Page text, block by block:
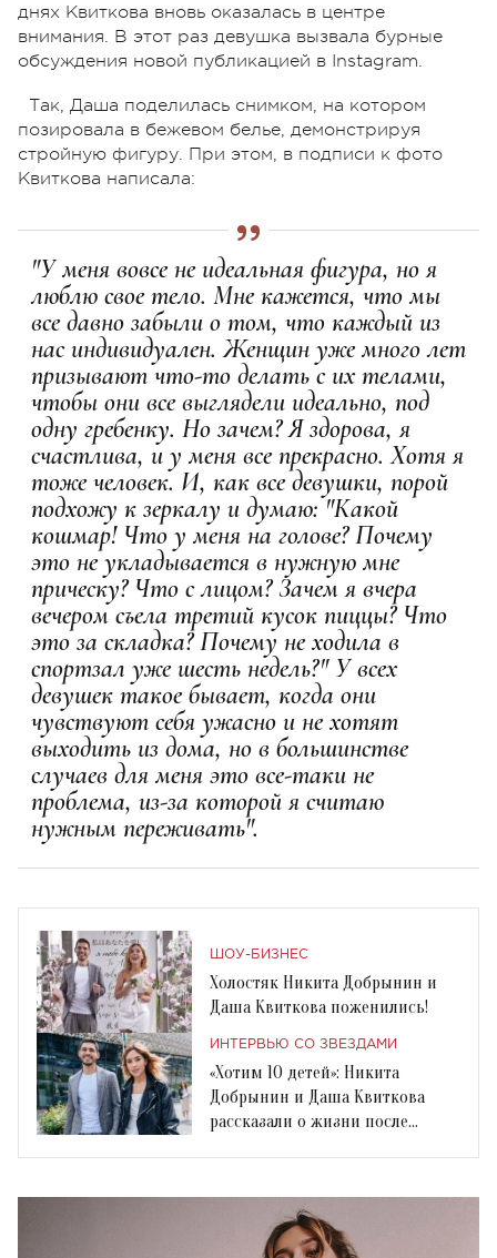
днях Квиткова вновь оказалась в центре
внимания. В этот раз девушка вызвала бурные
обсуждения новой публикацией в Instagram.
Так, Даша поделилась снимком, на котором
позировала в бежевом белье, демонстрируя
стройную фигуру. При этом, в подписи к фото
Квиткова написала:
"У меня вовсе не идеальная фигура, но я
люблю свое тело. Мне кажется, что мы
все давно забыли о том, что каждый из
нас индивидуален. Женщин уже много лет
призывают что-то делать с их телами,
чтобы они все выглядели идеально, под
одну гребенку. Но зачем? Я здорова, я
счастлива, и у меня все прекрасно. Хотя я
тоже человек. И, как все девушки, порой
подхожу к зеркалу и думаю: "Какой
кошмар! Что у меня на голове? Почему
это не укладывается в нужную мне
прическу? Что с лицом? Зачем я вчера
вечером съела третий кусок пиццы? Что
это за складка? Почему не ходила в
спортзал уже шесть недель?" У всех
девушек такое бывает, когда они
чувствуют себя ужасно и не хотят
выходить из дома, но в большинстве
случаев для меня это все-таки не
проблема, из-за которой я считаю
нужным переживать".
ШОУ-БИЗНЕС
Холостяк Никита Добрынин и
Даша Квиткова поженились!
ИНТЕРВЬЮ СО ЗВЕЗДАМИ
«Хотим 10 детей»: Никита
Добрынин и Даша Квиткова
рассказали о жизни после